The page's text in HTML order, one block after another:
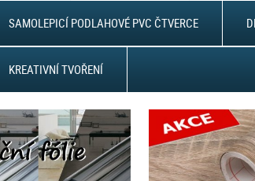
SAMOLEPICÍ PODLAHOVÉ PVC ČTVERCE
KREATIVNÍ TVOŘENÍ